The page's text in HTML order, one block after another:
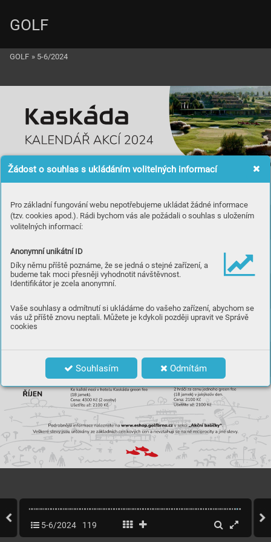
Žádost o souhlas s ukládáním volitelných informací
Pro základní fungování webu nepotřebujeme ukládat žádné informace
(tzv. cookies apod.). Rádi bychom vás ale požádali o souhlas s uložením
volitelných informací:
Anonymní unikátní ID
Díky němu příště poznáme, že se jedná o stejné zařízení, a
budeme tak moci přesněji vyhodnotit návštěvnost.
Identifikátor je zcela anonymní.
Vaše souhlasy a odmítnutí si ukládáme do vašeho zařízení, abychom se
vás už příště znovu neptali. Můžete je kdykoli později upravit ve Správě
cookies
Souhlasím Odmítám
GOLF
GOLF » 5-6/2024
5-6/2024 119